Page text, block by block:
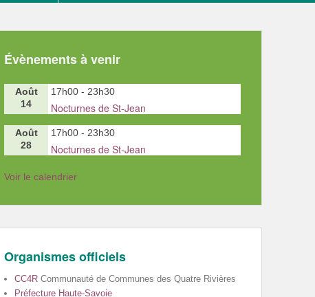
Évènements à venir
Août
14
17h00 - 23h30
Nocturnes de St-Jean
Août
28
17h00 - 23h30
Nocturnes de St-Jean
Voir le calendrier
Organismes officiels
CC4R Communauté de Communes des Quatre Rivières
Préfecture Haute-Savoie